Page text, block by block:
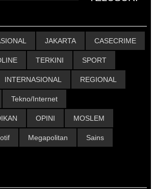
JAKARTA CASECRIME
TERKINI SPORT
INTERNASIONAL REGIONAL
Tekno/Internet
OPINI MOSLEM
Megapolitan Sains